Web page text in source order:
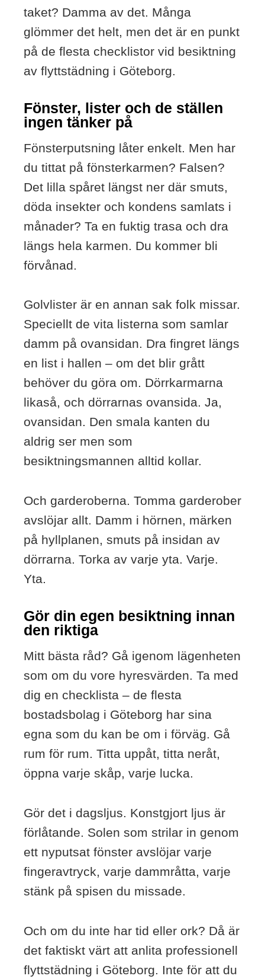
taket? Damma av det. Många
glömmer det helt, men det är en punkt
på de flesta checklistor vid besiktning
av flyttstädning i Göteborg.
Fönster, lister och de ställen
ingen tänker på
Fönsterputsning låter enkelt. Men har
du tittat på fönsterkarmen? Falsen?
Det lilla spåret längst ner där smuts,
döda insekter och kondens samlats i
månader? Ta en fuktig trasa och dra
längs hela karmen. Du kommer bli
förvånad.
Golvlister är en annan sak folk missar.
Speciellt de vita listerna som samlar
damm på ovansidan. Dra fingret längs
en list i hallen – om det blir grått
behöver du göra om. Dörrkarmarna
likaså, och dörrarnas ovansida. Ja,
ovansidan. Den smala kanten du
aldrig ser men som
besiktningsmannen alltid kollar.
Och garderoberna. Tomma garderober
avslöjar allt. Damm i hörnen, märken
på hyllplanen, smuts på insidan av
dörrarna. Torka av varje yta. Varje.
Yta.
Gör din egen besiktning innan
den riktiga
Mitt bästa råd? Gå igenom lägenheten
som om du vore hyresvärden. Ta med
dig en checklista – de flesta
bostadsbolag i Göteborg har sina
egna som du kan be om i förväg. Gå
rum för rum. Titta uppåt, titta neråt,
öppna varje skåp, varje lucka.
Gör det i dagsljus. Konstgjort ljus är
förlåtande. Solen som strilar in genom
ett nyputsat fönster avslöjar varje
fingeravtryck, varje dammråtta, varje
stänk på spisen du missade.
Och om du inte har tid eller ork? Då är
det faktiskt värt att anlita professionell
flyttstädning i Göteborg. Inte för att du